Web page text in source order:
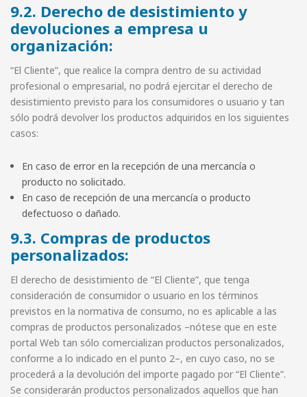
9.2. Derecho de desistimiento y
devoluciones a empresa u
organización:
“El Cliente”, que realice la compra dentro de su actividad
profesional o empresarial, no podrá ejercitar el derecho de
desistimiento previsto para los consumidores o usuario y tan
sólo podrá devolver los productos adquiridos en los siguientes
casos:
En caso de error en la recepción de una mercancía o
producto no solicitado.
En caso de recepción de una mercancía o producto
defectuoso o dañado.
9.3. Compras de productos
personalizados:
El derecho de desistimiento de “El Cliente”, que tenga
consideración de consumidor o usuario en los términos
previstos en la normativa de consumo, no es aplicable a las
compras de productos personalizados –nótese que en este
portal Web tan sólo comercializan productos personalizados,
conforme a lo indicado en el punto 2–, en cuyo caso, no se
procederá a la devolución del importe pagado por “El Cliente”.
Se considerarán productos personalizados aquellos que han